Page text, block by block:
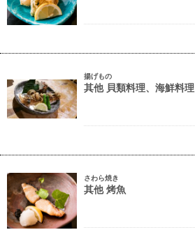
揚げもの
其他 貝類料理、海鮮料理
さわら焼き
其他 烤魚